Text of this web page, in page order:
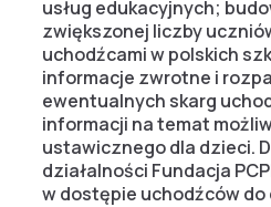
usług edukacyjnych;
zwiększonej liczby
uchodźcami w polskich
informacje zwrotne i
ewentualnych skarg
informacji na temat
ustawicznego dla dzieci.
działalności Fundacja
w dostępie uchodźców do